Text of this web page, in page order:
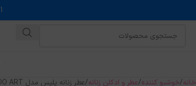
۱ میلیون تخفیف روی حداقل خرید ۵ میلیونی با کد روبه رو در درگاه اسنپ پی
خانه خوشبو کننده عطر و ادکلن زنانه عطر زنانه پلیس مدل TO BE TATTOO ART حجم 125 میل